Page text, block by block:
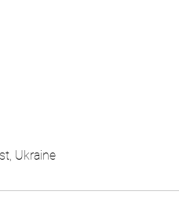
Ukraine